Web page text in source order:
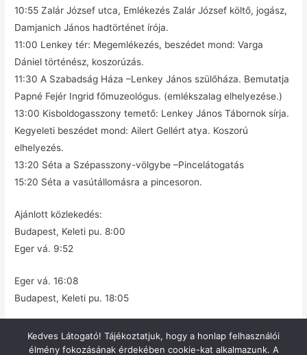
10:55 Zalár József utca, Emlékezés Zalár József költő, jogász,
Damjanich János hadtörténet írója.
11:00 Lenkey tér: Megemlékezés, beszédet mond: Varga
Dániel történész, koszorúzás.
11:30 A Szabadság Háza –Lenkey János szülőháza. Bemutatja
Papné Fejér Ingrid főmuzeológus. (emlékszalag elhelyezése.)
13:00 Kisboldogasszony temető: Lenkey János Tábornok sírja.
Kegyeleti beszédet mond: Ailert Gellért atya. Koszorú
elhelyezés.
13:20 Séta a Szépasszony-völgybe –Pincelátogatás
15:20 Séta a vasútállomásra a pincesoron.
Ajánlott közlekedés:
Budapest, Keleti pu. 8:00
Eger vá. 9:52
Eger vá. 16:08
Budapest, Keleti pu. 18:05
Kedves Látogató! Tájékoztatjuk, hogy a honlap felhasználói
élmény fokozásának érdekében cookie-kat alkalmazunk. A